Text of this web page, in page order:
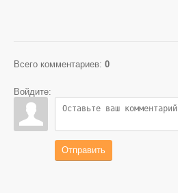
Всего комментариев: 0
Войдите:
Отправить